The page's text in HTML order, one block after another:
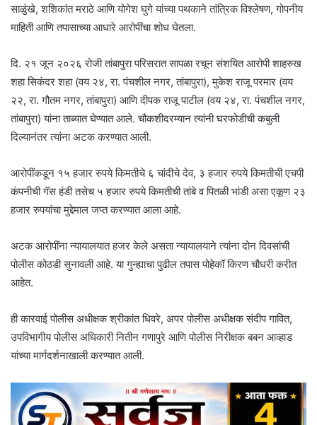
साळुंखे, शशिकांत मराठे आणि योगेश घुगे यांच्या पथकाने तांत्रिक विश्लेषण, गोपनीय
माहिती आणि तपासाच्या आधारे आरोपींचा शोध घेतला.
दि. २१ जून २०२६ रोजी तांबापुरा परिसरात सापळा रचून संशयित आरोपी शाहरुख
शहा सिकंदर शहा (वय २४, रा. पंचशील नगर, तांबापुरा), मुकेश राजू परमार (वय
२२, रा. गौतम नगर, तांबापुरा) आणि दीपक राजू पाटील (वय २४, रा. पंचशील नगर,
तांबापुरा) यांना ताब्यात घेण्यात आले. चौकशीदरम्यान त्यांनी घरफोडीची कबुली
दिल्यानंतर त्यांना अटक करण्यात आली.
आरोपींकडून १५ हजार रुपये किमतीचे ६ चांदीचे देव, ३ हजार रुपये किमतीची एचपी
कंपनीची गॅस हंडी तसेच ५ हजार रुपये किमतीची तांबे व पितळी भांडी असा एकूण २३
हजार रुपयांचा मुद्देमाल जप्त करण्यात आला आहे.
अटक आरोपींना न्यायालयात हजर केले असता न्यायालयाने त्यांना दोन दिवसांची
पोलीस कोठडी सुनावली आहे. या गुन्ह्याचा पुढील तपास पोहेकॉ किरण चौधरी करीत
आहेत.
ही कारवाई पोलीस अधीक्षक श्रीकांत धिवरे, अपर पोलीस अधीक्षक संदीप गावित,
उपविभागीय पोलीस अधिकारी नितीन गणापुरे आणि पोलीस निरीक्षक बबन आव्हाड
यांच्या मार्गदर्शनाखाली करण्यात आली.